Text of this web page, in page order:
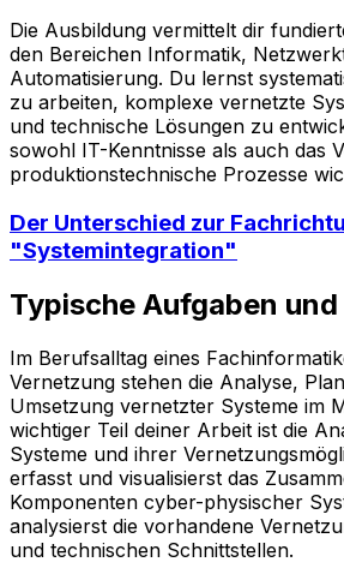
Die Ausbildung vermittelt dir
den Bereichen Informatik,
Automatisierung. Du lernst
zu arbeiten, komplexe vernetzte
und technische Lösungen zu
sowohl IT-Kenntnisse als auch das
produktionstechnische Prozesse
Der Unterschied zur
"Systemintegration"
Typische Aufgaben
Im Berufsalltag eines
Vernetzung stehen die Analyse,
Umsetzung vernetzter Systeme im
wichtiger Teil deiner Arbeit ist die
Systeme und ihrer
erfasst und visualisierst das
Komponenten cyber-physischer
analysierst die vorhandene
und technischen Schnittstellen.